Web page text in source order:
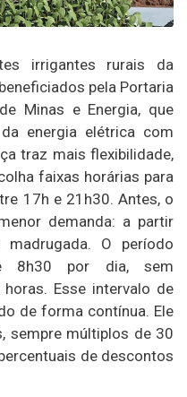
irrigantes rurais da
pela Portaria
Minas e Energia, que
energia elétrica com
traz mais flexibilidade,
faixas horárias para
17h e 21h30. Antes, o
demanda: a partir
O período
8h30 por dia, sem
Esse intervalo de
de forma contínua. Ele
sempre múltiplos de 30
de descontos